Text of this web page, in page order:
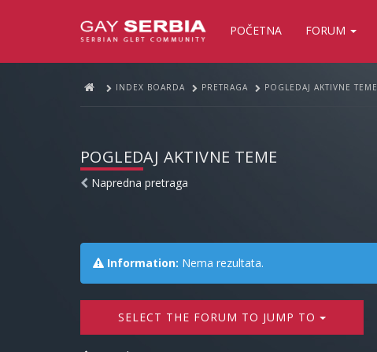
POČETNA FORUM
INDEX BOARDA PRETRAGA POGLEDAJ AKTIVNE TEME
POGLEDAJ AKTIVNE TEME
Napredna pretraga
Information: Nema rezultata.
SELECT THE FORUM TO JUMP TO